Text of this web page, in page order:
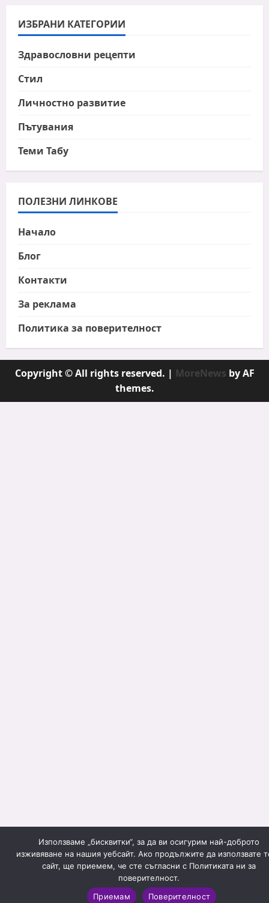
ИЗБРАНИ КАТЕГОРИИ
Здравословни рецепти
Стил
Личностно развитие
Пътувания
Теми Табу
ПОЛЕЗНИ ЛИНКОВЕ
Начало
Блог
Контакти
За реклама
Политика за поверителност
Copyright © All rights reserved. | MoreNews by AF
themes.
Използваме „бисквитки“, за да ви осигурим най-доброто
изживяване на нашия уебсайт. Ако продължите да използвате
сайт, ще приемем, че сте съгласни с Политиката ни за
поверителност.
Приемам
Поверителност